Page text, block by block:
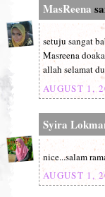
MasReena
setuju sangat
Masreena
allah selamat
AUGUST 1,
Syira
nice...salam
AUGUST 1,